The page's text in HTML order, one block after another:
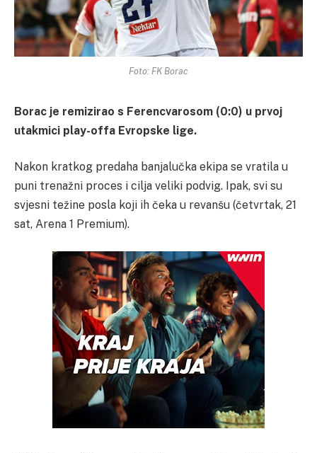
Foto: FK Borac
Borac je remizirao s Ferencvarosom (0:0) u prvoj
utakmici play-offa Evropske lige.
Nakon kratkog predaha banjalučka ekipa se vratila u
puni trenažni proces i cilja veliki podvig. Ipak, svi su
svjesni težine posla koji ih čeka u revanšu (četvrtak, 21
sat, Arena 1 Premium).